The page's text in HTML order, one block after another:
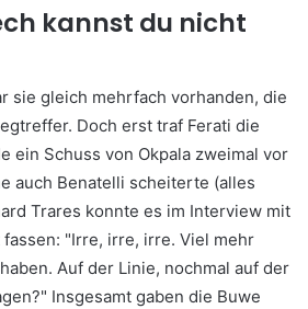
kannst du nicht
sie gleich mehrfach vorhanden, die
Doch erst traf Ferati die
ein Schuss von Okpala zweimal vor
auch Benatelli scheiterte (alles
Trares konnte es im Interview mit
"Irre, irre, irre. Viel mehr
Auf der Linie, nochmal auf der
Insgesamt gaben die Buwe